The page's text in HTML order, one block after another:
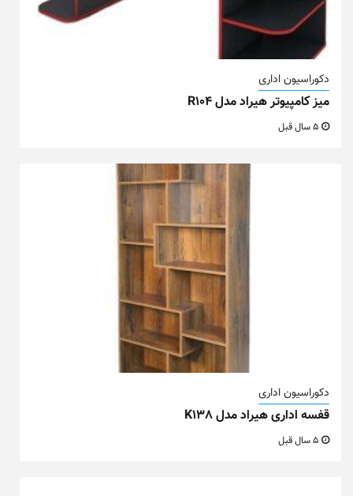
دکوراسیون اداری
میز کامپیوتر هیراد مدل R104
دکوراسیون اداری
قفسه اداری هیراد مدل K138